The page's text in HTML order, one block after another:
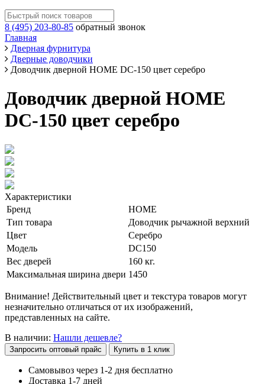
8 (495) 203-80-85 обратный звонок
Главная
Дверная фурнитура
Дверные доводчики
Доводчик дверной НОМЕ DC-150 цвет серебро
Доводчик дверной НОМЕ
DC-150 цвет серебро
Характеристики
Бренд
HOME
Тип товара
Доводчик рычажной верхний
Цвет
Серебро
Модель
DC150
Вес дверей
160 кг.
Максимальная ширина двери 1450
Внимание! Действительный цвет и текстура товаров могут
незначительно отличаться от их изображений,
представленных на сайте.
В наличии: Нашли дешевле?
Запросить оптовый прайс Купить в 1 клик
Самовывоз через 1-2 дня бесплатно
Доставка 1-7 дней